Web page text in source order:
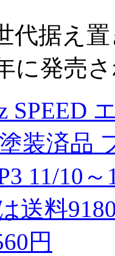
代据え
に発売
SPEED
装済品
11/10
送料
円